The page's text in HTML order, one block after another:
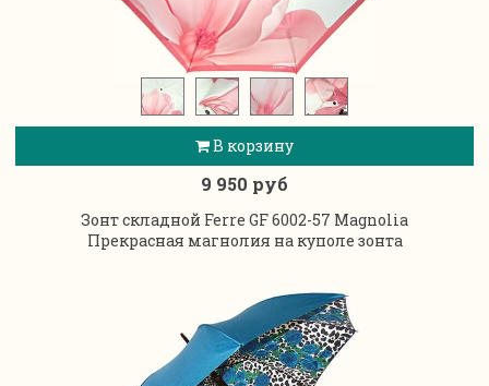
В корзину
9 950 руб
Зонт складной Ferre GF 6002-57 Magnolia
Прекрасная магнолия на куполе зонта